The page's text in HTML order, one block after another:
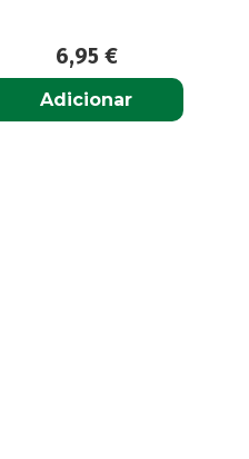
6,95 €
Adicionar